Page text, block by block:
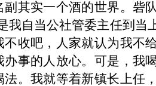
副其实一个酒的世界。砦
我自当公社管委主任到当
不收吧，人家就认为我不
办事的人放心。可是，我
法。我就等着新镇长上任